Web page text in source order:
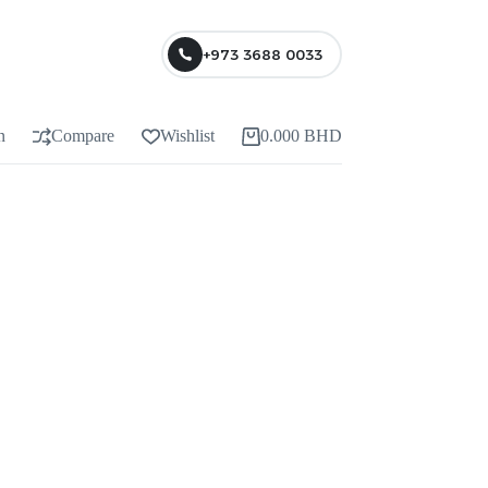
+973 3688 0033
Compare Wishlist 0.000 BHD